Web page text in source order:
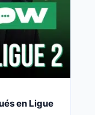
en Ligue